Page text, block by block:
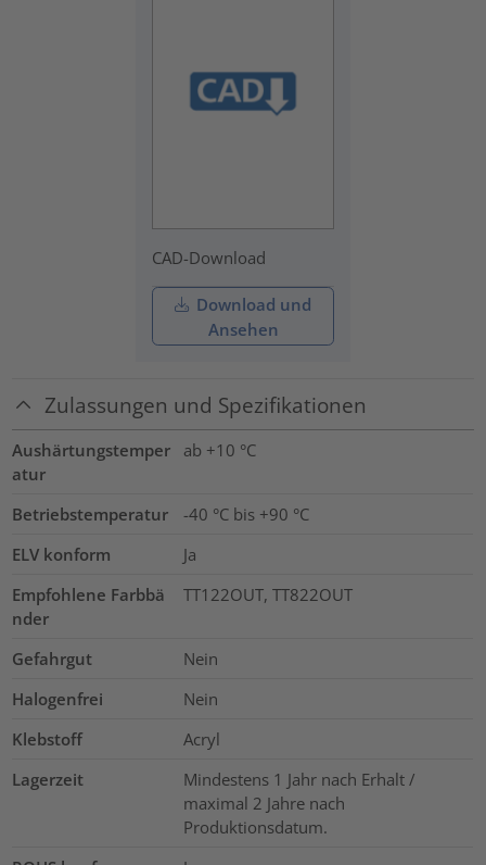
CAD-Download
Download und
Ansehen
Zulassungen und Spezifikationen
Aushärtungstemper
atur
ab +10 °C
Betriebstemperatur
-40 °C bis +90 °C
ELV konform
Ja
Empfohlene Farbbä
nder
TT122OUT, TT822OUT
Gefahrgut
Nein
Halogenfrei
Nein
Klebstoff
Acryl
Lagerzeit
Mindestens 1 Jahr nach Erhalt /
maximal 2 Jahre nach
Produktionsdatum.